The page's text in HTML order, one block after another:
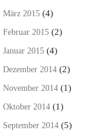
März 2015 (4)
Februar 2015 (2)
Januar 2015 (4)
Dezember 2014 (2)
November 2014 (1)
Oktober 2014 (1)
September 2014 (5)